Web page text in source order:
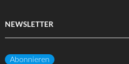
NEWSLETTER
Abonnieren